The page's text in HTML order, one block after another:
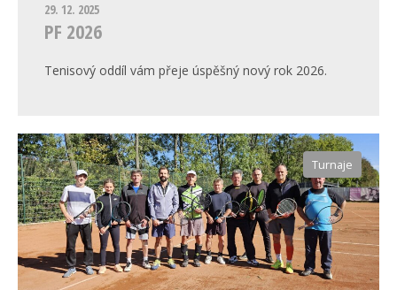
29. 12. 2025
PF 2026
Tenisový oddíl vám přeje úspěšný nový rok 2026.
Turnaje